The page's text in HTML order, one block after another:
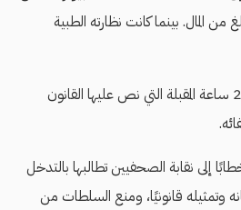
من المال. بينما كانت نظارته الطبية
وقالت ندى إنها ستنتظر الـ24 ساعة المقبلة التي نص عليها القانون
إلى نقابة الصحفيين تطالبها بالتدخل
وتمثيله قانونيًا، ومنع السلطات من